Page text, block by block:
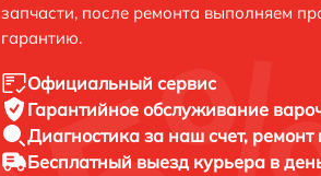
запчасти, после ремонта выполняем
гарантию.
Официальный сервис
Гарантийное обслуживание
Диагностика за наш счет,
Бесплатный выезд курьера в